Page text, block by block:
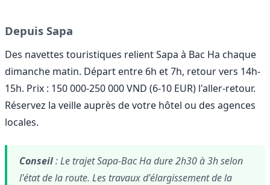
Depuis Sapa
Des navettes touristiques relient Sapa à Bac Ha chaque
dimanche matin. Départ entre 6h et 7h, retour vers 14h-
15h. Prix : 150 000-250 000 VND (6-10 EUR) l'aller-retour.
Réservez la veille auprès de votre hôtel ou des agences
locales.
Conseil: Le trajet Sapa-Bac Ha dure 2h30 à 3h selon
l'état de la route. Les travaux d'élargissement de la